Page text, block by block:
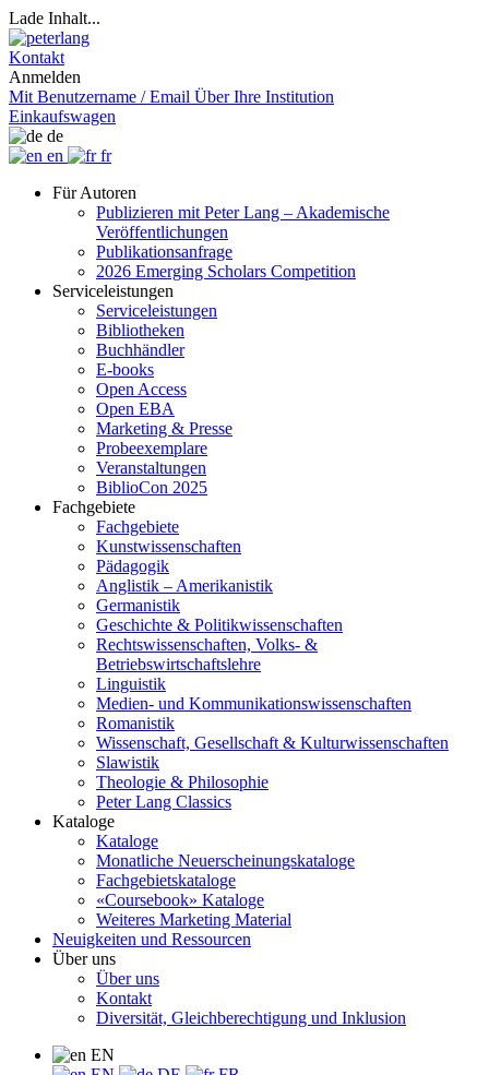
Lade Inhalt...
Kontakt
Anmelden
Mit Benutzername / Email Über Ihre Institution
Einkaufswagen
de
en
fr
Für Autoren
Publizieren mit Peter Lang – Akademische
Veröffentlichungen
Publikationsanfrage
2026 Emerging Scholars Competition
Serviceleistungen
Serviceleistungen
Bibliotheken
Buchhändler
E-books
Open Access
Open EBA
Marketing & Presse
Probeexemplare
Veranstaltungen
BiblioCon 2025
Fachgebiete
Fachgebiete
Kunstwissenschaften
Pädagogik
Anglistik – Amerikanistik
Germanistik
Geschichte & Politikwissenschaften
Rechtswissenschaften, Volks- &
Betriebswirtschaftslehre
Linguistik
Medien- und Kommunikationswissenschaften
Romanistik
Wissenschaft, Gesellschaft & Kulturwissenschaften
Slawistik
Theologie & Philosophie
Peter Lang Classics
Kataloge
Kataloge
Monatliche Neuerscheinungskataloge
Fachgebietskataloge
«Coursebook» Kataloge
Weiteres Marketing Material
Neuigkeiten und Ressourcen
Über uns
Über uns
Kontakt
Diversität, Gleichberechtigung und Inklusion
EN